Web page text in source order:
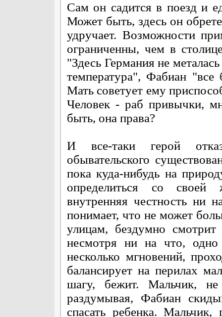
Сам он садится в поезд и
Может быть, здесь он
удручает. Возможности
ограниченны, чем в
"Здесь Германия не
температура", Фабиан
Мать советует ему
Человек - раб привычки,
быть, она права?
И все-таки герой
обывательского
пока куда-нибудь на
определиться со
внутренняя честность ни
понимает, что не может
улицам, бездумно
несмотря ни на что, одно
несколько мгновений,
балансирует на перилах
шагу, бежит. Мальчик,
раздумывая, Фабиан
спасать ребенка.